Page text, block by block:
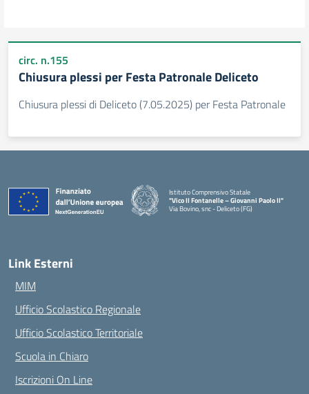
circ. n.155
Chiusura plessi per Festa Patronale Deliceto
Chiusura plessi di Deliceto (7.05.2025) per Festa Patronale
Istituto Comprensivo Statale
"Vico II Fontanelle – Giovanni Paolo II"
Via Bovino, snc - Deliceto (FG)
Link Esterni
MIM
Ufficio Scolastico Regionale
Ufficio Scolastico Territoriale
Scuola in Chiaro
Iscrizioni On Line